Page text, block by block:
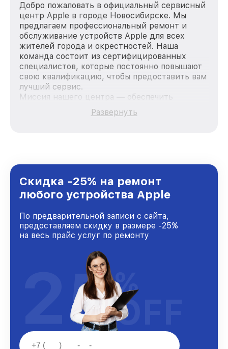
Добро пожаловать в официальный сервисный
центр Apple в городе Новосибирске. Мы
предлагаем профессиональный ремонт и
обслуживание устройств Apple для всех
жителей города и окрестностей. Наша
команда состоит из сертифицированных
специалистов, которые постоянно повышают
свою квалификацию, чтобы предоставить вам
лучший сервис.
Миссия нашего центра — обеспечить
качественный и доступный ремонт для
каждого пользователя продукции Apple, вне
Новосибирске, постоянно повышая уровень
доверия и лояльности наших клиентов.
Развернуть
Скидка -25% на ремонт
любого устройства Apple
По предварительной записи с сайта,
предоставляем скидку в размере -25%
на весь прайс услуг по ремонту
25%
OFF